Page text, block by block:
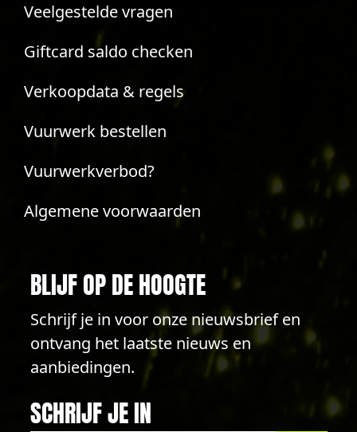
Veelgestelde vragen
Giftcard saldo checken
Verkoopdata & regels
Vuurwerk bestellen
Vuurwerkverbod?
Algemene voorwaarden
BLIJF OP DE HOOGTE
Schrijf je in voor onze nieuwsbrief en
ontvang het laatste nieuws en
aanbiedingen.
SCHRIJF JE IN